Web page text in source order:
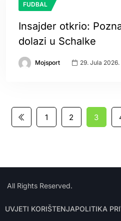
FUDBAL
Insajder otkrio:
dolazi u Schalke
Mojsport 29. Jula 2026.
1 2 3
All Rights Reserved.
UVJETI KORIŠTENJAPOLITIKA